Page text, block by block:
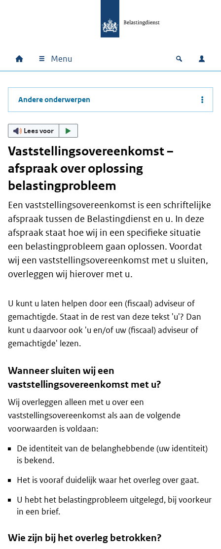
Hoofdnavigatie
Home Menu Open
Andere onderwerpen
Lees voor
Vaststellingsovereenkomst –
afspraak over oplossing
belastingprobleem
Een vaststellingsovereenkomst is een schriftelijke
afspraak tussen de Belastingdienst en u. In deze
afspraak staat hoe wij in een specifieke situatie
een belastingprobleem gaan oplossen. Voordat
wij een vaststellingsovereenkomst met u sluiten,
overleggen wij hierover met u.
U kunt u laten helpen door een (fiscaal) adviseur of
gemachtigde. Staat in de rest van deze tekst 'u'? Dan
kunt u daarvoor ook 'u en/of uw (fiscaal) adviseur of
gemachtigde' lezen.
Wanneer sluiten wij een
vaststellingsovereenkomst met u?
Wij overleggen alleen met u over een
vaststellingsovereenkomst als aan de volgende
voorwaarden is voldaan:
De identiteit van de belanghebbende (uw identiteit)
is bekend.
Het is vooraf duidelijk waar het overleg over gaat.
U hebt het belastingprobleem uitgelegd, bij voorkeur
in een brief.
Wie zijn bij het overleg betrokken?